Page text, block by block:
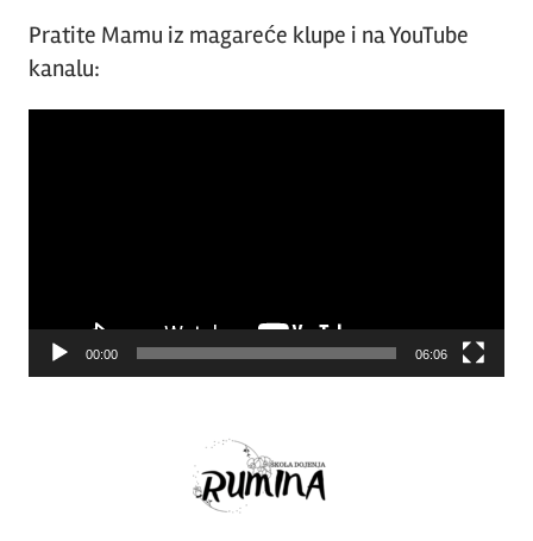
Pratite Mamu iz magareće klupe i na YouTube
kanalu:
00:00 06:06